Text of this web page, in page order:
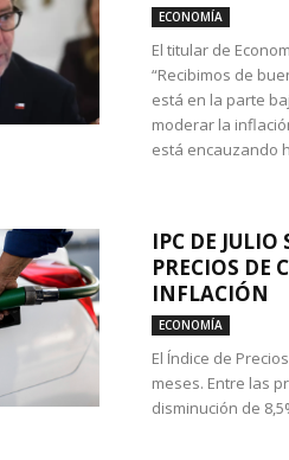
ECONOMÍA
El titular de
“Recibimos de
está en la parte
moderar la
está encauzando
IPC DE
PRECIOS DE
INFLACIÓN
ECONOMÍA
El Índice de
meses. Entre las
disminución de